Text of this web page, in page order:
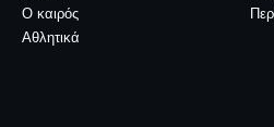
Ο καιρός
Αθλητικά